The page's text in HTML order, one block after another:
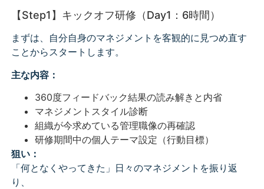
【Step1】キックオフ研修（Day1：6時間）
まずは、自分自身のマネジメントを客観的に見つめ直す
ことからスタートします。
主な内容：
360度フィードバック結果の読み解きと内省
マネジメントスタイル診断
組織が今求めている管理職像の再確認
研修期間中の個人テーマ設定（行動目標）
狙い：
「何となくやってきた」日々のマネジメントを振り返
り、